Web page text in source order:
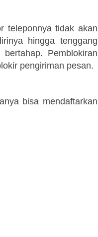
teleponnya tidak akan
hingga tenggang
Pemblokiran
pengiriman pesan.
bisa mendaftarkan